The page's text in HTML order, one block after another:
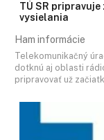
TÚ SR
vysielania
Ham informácie
Telekomunikačný
dotknú aj oblasti
pripravovať už